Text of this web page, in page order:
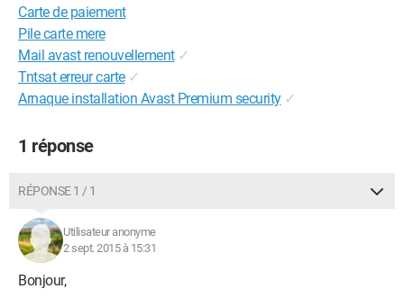
Carte de paiement
Pile carte mere
Mail avast renouvellement ✓
Tntsat erreur carte ✓
Arnaque installation Avast Premium security ✓
1 réponse
RÉPONSE 1 / 1
Utilisateur anonyme
2 sept. 2015 à 15:31
Bonjour,